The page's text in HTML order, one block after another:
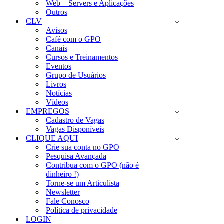
Web – Servers e Aplicações
Outros
CLV
Avisos
Café com o GPO
Canais
Cursos e Treinamentos
Eventos
Grupo de Usuários
Livros
Notícias
Vídeos
EMPREGOS
Cadastro de Vagas
Vagas Disponíveis
CLIQUE AQUI
Crie sua conta no GPO
Pesquisa Avançada
Contribua com o GPO (não é
dinheiro !)
Torne-se um Articulista
Newsletter
Fale Conosco
Política de privacidade
LOGIN